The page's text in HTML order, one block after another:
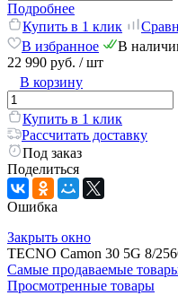
Подробнее
Купить в 1 клик
В избранное
В
22 990 руб. / шт
В корзину
Купить в 1 клик
Рассчитать доставку
Под заказ
Поделиться
Ошибка
Закрыть окно
TECNO Camon 30 5G 8/
Самые продаваемые
Просмотренные товары